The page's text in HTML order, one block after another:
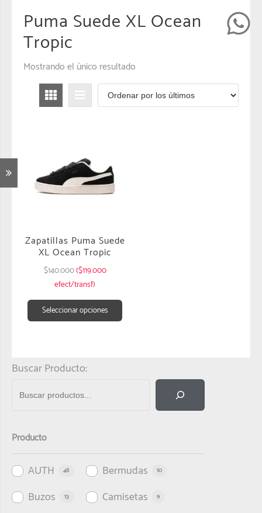
Puma Suede XL Ocean
Tropic
Mostrando el único resultado
Zapatillas Puma Suede
XL Ocean Tropic
$140.000($119.000
efect/transf)
Seleccionar opciones
Buscar Producto:
Producto
AUTH 48 Bermudas 10
Buzos 13 Camisetas 9